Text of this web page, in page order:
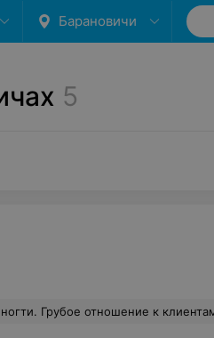
Барановичи
5
Грубое отношение к клиентам.Не